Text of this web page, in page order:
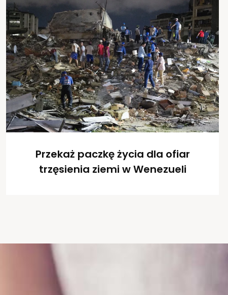
Przekaż paczkę życia dla ofiar
trzęsienia ziemi w Wenezueli